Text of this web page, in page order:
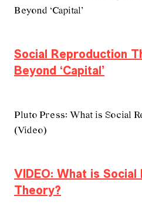
Beyond ‘Capital’
Social Reproduction
Beyond ‘Capital’
Pluto Press: What is Social
(Video)
VIDEO: What is
Theory?